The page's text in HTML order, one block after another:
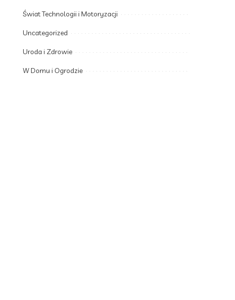
Świat Technologii i Motoryzacji
Uncategorized
Uroda i Zdrowie
W Domu i Ogrodzie